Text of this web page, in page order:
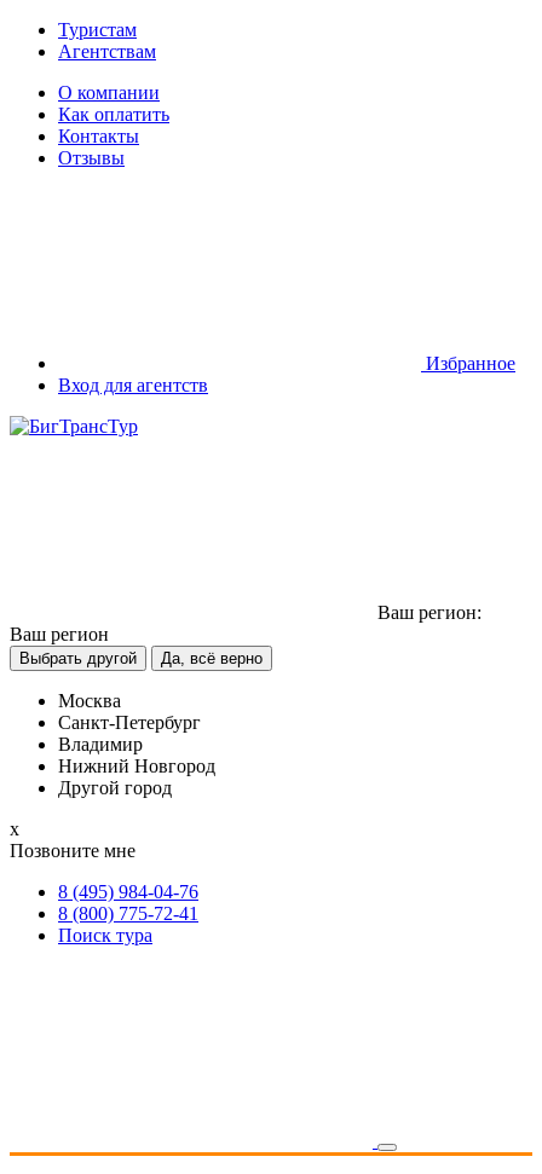
Туристам
Агентствам
О компании
Как оплатить
Контакты
Отзывы
Избранное
Вход для агентств
Ваш регион:
Ваш регион
Выбрать другой Да, всё верно
Москва
Санкт-Петербург
Владимир
Нижний Новгород
Другой город
х
Позвоните мне
8 (495) 984-04-76
8 (800) 775-72-41
Поиск тура